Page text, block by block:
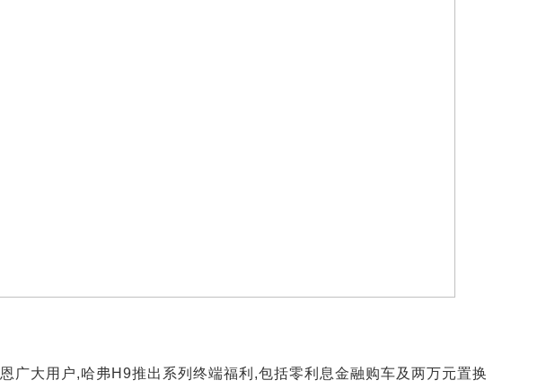
广大用户,哈弗H9推出系列终端福利,包括零利息金融购车及两万元置换